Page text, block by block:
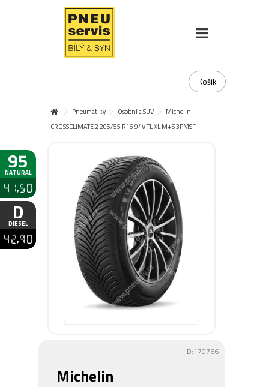
95
NATURAL
41,50
D
DIESEL
42,90
Košík
Pneumatiky Osobní a SUV
Michelin
CROSSCLIMATE 2 205/55 R16 94V TL XL M+S 3PMSF
ID:170766
Michelin